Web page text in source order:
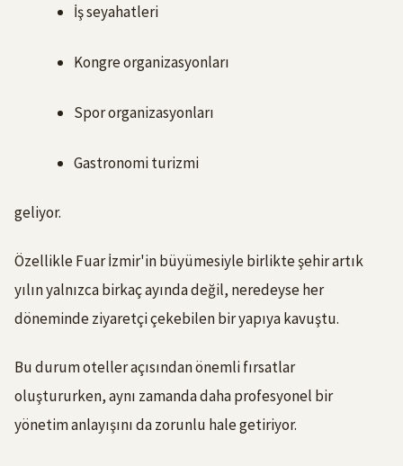
İş seyahatleri
Kongre organizasyonları
Spor organizasyonları
Gastronomi turizmi
geliyor.
Özellikle Fuar İzmir'in büyümesiyle birlikte şehir artık
yılın yalnızca birkaç ayında değil, neredeyse her
döneminde ziyaretçi çekebilen bir yapıya kavuştu.
Bu durum oteller açısından önemli fırsatlar
oluştururken, aynı zamanda daha profesyonel bir
yönetim anlayışını da zorunlu hale getiriyor.